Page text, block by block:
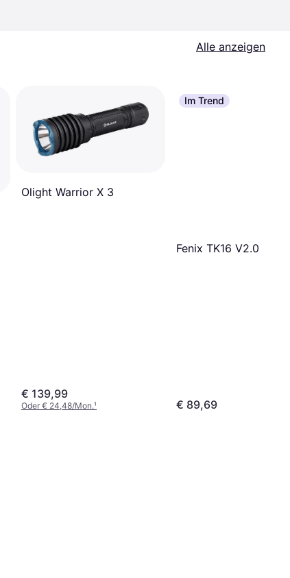
Alle anzeigen
Olight Warrior X 3
€ 139,99
Oder € 24,48/Mon.¹
Im Trend
Fenix TK16 V2.0
€ 89,69